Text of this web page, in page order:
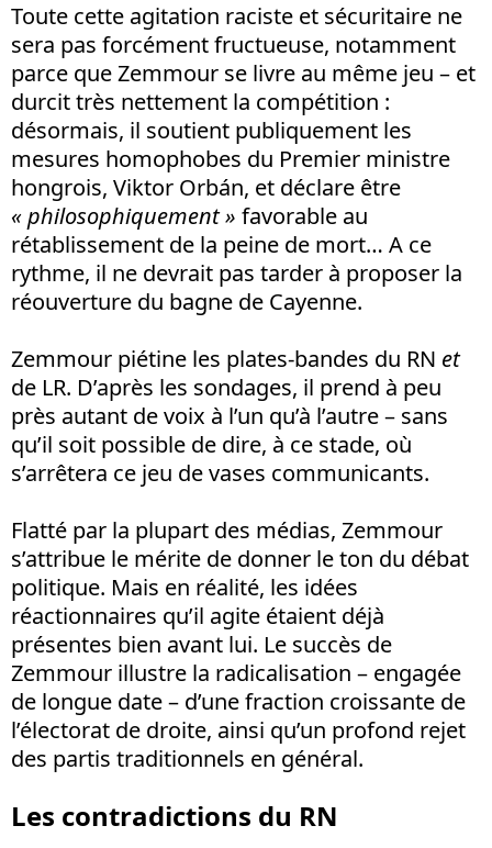
Toute cette agitation raciste et sécuritaire ne
sera pas forcément fructueuse, notamment
parce que Zemmour se livre au même jeu – et
durcit très nettement la compétition :
désormais, il soutient publiquement les
mesures homophobes du Premier ministre
hongrois, Viktor Orbán, et déclare être
« philosophiquement » favorable au
rétablissement de la peine de mort… A ce
rythme, il ne devrait pas tarder à proposer la
réouverture du bagne de Cayenne.
Zemmour piétine les plates-bandes du RN et
de LR. D’après les sondages, il prend à peu
près autant de voix à l’un qu’à l’autre – sans
qu’il soit possible de dire, à ce stade, où
s’arrêtera ce jeu de vases communicants.
Flatté par la plupart des médias, Zemmour
s’attribue le mérite de donner le ton du débat
politique. Mais en réalité, les idées
réactionnaires qu’il agite étaient déjà
présentes bien avant lui. Le succès de
Zemmour illustre la radicalisation – engagée
de longue date – d’une fraction croissante de
l’électorat de droite, ainsi qu’un profond rejet
des partis traditionnels en général.
Les contradictions du RN